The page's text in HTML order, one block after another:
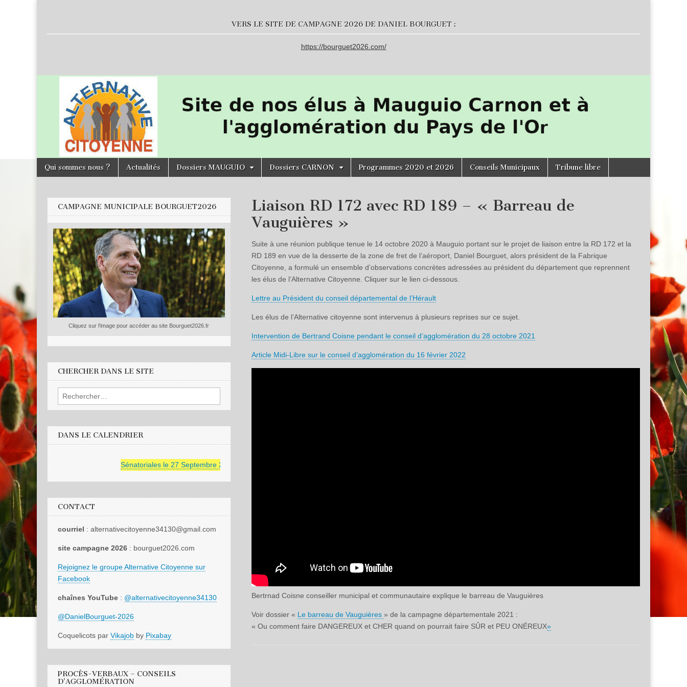
L'Alternative VERS LE SITE DE CAMPAGNE 2026 DE DANIEL BOURGUET :
https://bourguet2026.com/
Main menu
Skip to content
Qui sommes nous ? Actualités Dossiers MAUGUIO Dossiers CARNON Programmes 2020 et 2026 Conseils Municipaux Tribune libre
Liaison RD 172 avec RD 189 – « Barreau de
Vauguières »
Suite à une réunion publique tenue le 14 octobre 2020 à Mauguio portant sur le projet de liaison entre la RD 172 et la
RD 189 en vue de la desserte de la zone de fret de l’aéroport, Daniel Bourguet, alors président de la Fabrique
Citoyenne, a formulé un ensemble d’observations concrètes adressées au président du département que reprennent
les élus de l’Alternative Citoyenne. Cliquer sur le lien ci-dessous.
Lettre au Président du conseil départemental de l’Hérault
Les élus de l’Alternative citoyenne sont intervenus à plusieurs reprises sur ce sujet.
Intervention de Bertrand Coisne pendant le conseil d’agglomération du 28 octobre 2021
Article Midi-Libre sur le conseil d’agglomération du 16 février 2022
Bertrnad Coisne conseiller municipal et communautaire explique le barreau de Vauguières
Voir dossier « Le barreau de Vauguières » de la campagne départementale 2021 :
« Ou comment faire DANGEREUX et CHER quand on pourrait faire SÛR et PEU ONÉREUX»
CAMPAGNE MUNICIPALE BOURGUET2026
Cliquez sur l'image pour accéder au site Bourguet2026.fr
CHERCHER DANS LE SITE
Rechercher :
DANS LE CALENDRIER
Sénatoriales le 27 Septembre 2026
CONTACT
courriel : alternativecitoyenne34130@gmail.com
site campagne 2026 : bourguet2026.com
Rejoignez le groupe Alternative Citoyenne sur
Facebook
chaînes YouTube : @alternativecitoyenne34130
@DanielBourguet-2026
Coquelicots par Vikajob by Pixabay
PROCÈS-VERBAUX – CONSEILS
D’AGGLOMÉRATION